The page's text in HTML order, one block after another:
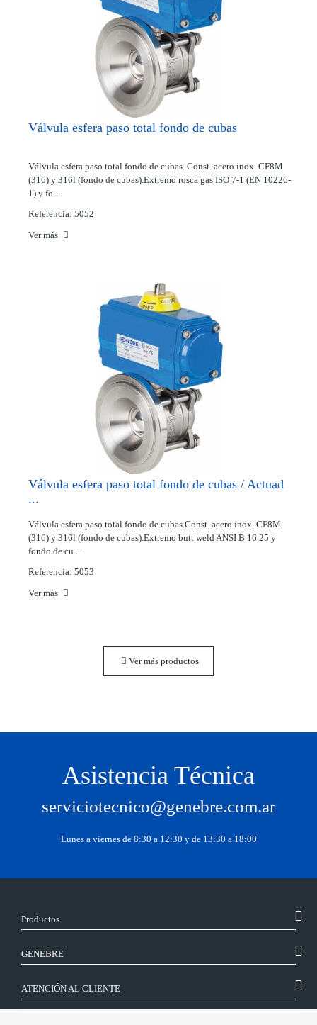
Válvula esfera paso total fondo de cubas
Válvula esfera paso total fondo de cubas. Const. acero inox. CF8M
(316) y 316l (fondo de cubas).Extremo rosca gas ISO 7-1 (EN 10226-
1) y fo ...
Referencia: 5052
Ver más
Válvula esfera paso total fondo de cubas / Actuad
...
Válvula esfera paso total fondo de cubas.Const. acero inox. CF8M
(316) y 316l (fondo de cubas).Extremo butt weld ANSI B 16.25 y
fondo de cu ...
Referencia: 5053
Ver más
Ver más productos
Asistencia Técnica
serviciotecnico@genebre.com.ar
Lunes a viernes de 8:30 a 12:30 y de 13:30 a 18:00
Productos
GENEBRE
ATENCIÓN AL CLIENTE